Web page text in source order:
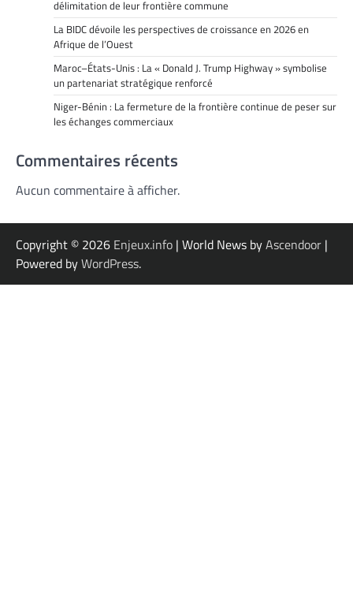
délimitation de leur frontière commune
La BIDC dévoile les perspectives de croissance en 2026 en
Afrique de l’Ouest
Maroc–États-Unis : La « Donald J. Trump Highway » symbolise
un partenariat stratégique renforcé
Niger-Bénin : La fermeture de la frontière continue de peser sur
les échanges commerciaux
Commentaires récents
Aucun commentaire à afficher.
Copyright © 2026 Enjeux.info | World News byAscendoor |
Powered byWordPress.